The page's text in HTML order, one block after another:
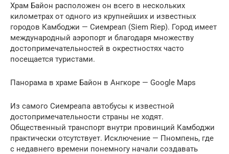
Храм Байон расположен он всего в нескольких
километрах от одного из крупнейших и известных
городов Камбоджи — Сиемреап (Siem Riep). Город имеет
международный аэропорт и благодаря множеству
достопримечательностей в окрестностях часто
посещается туристами.
Панорама в храме Байон в Ангкоре — Google Maps
Из самого Сиемреапа автобусы к известной
достопримечательности страны не ходят.
Общественный транспорт внутри провинций Камбоджи
практически отсутствует. Исключение — Пномпень, где
с недавнего времени понемногу начали создавать